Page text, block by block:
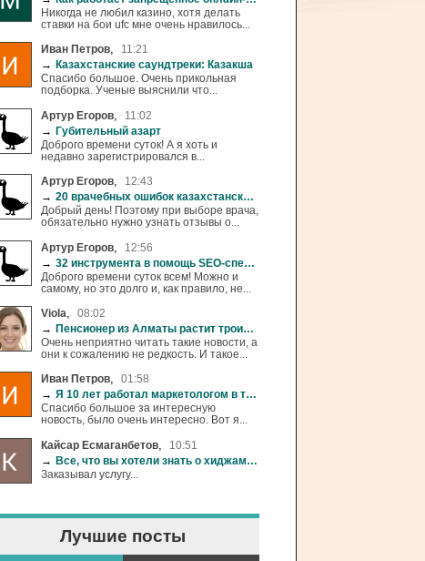
Никогда не любил казино, хотя делать
ставки на бои ufc мне очень нравилось...
Иван Петров,
11:21
→
Казахстанские саундтреки: Казакша
Спасибо большое. Очень прикольная
подборка. Ученые выяснили что...
Артур Егоров
11:02
→ Губительный азарт
Доброго времени суток! А я хоть и
недавно зарегистрировался в...
Артур Егоров,
12:43
→ 20 врачебных ошибок казахстанских медиков
Добрый день! Поэтому при выборе врача,
обязательно нужно узнать отзывы о...
Артур Егоров
12:56
→ 32 инструмента в помощь SEO-специалисту
Доброго времени суток всем! Можно и
самому, но это долго и, как правило, не...
Viola, 08:02
→ Пенсионер из Алматы растит троих детей в сгоревшем доме
Очень неприятно читать такие новости, а
они к сожалению не редкость. И такое...
Иван Петров, 01:58
→ Я 10 лет работал маркетологом в торговых сетях и готов всё рассказать
Спасибо большое за интересную
новость, было очень интересно. Вот я...
Кайсар Есмаганбетов
10:51
→ Все, что вы хотели знать о хиджаме (+18)
Заказывал услугу...
Лучшие посты